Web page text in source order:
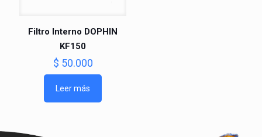
Filtro Interno DOPHIN
KF150
$ 50.000
Leer más